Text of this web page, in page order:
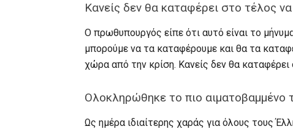
Κανείς δεν θα καταφέρει στο τέλος
Ο πρωθυπουργός είπε ότι αυτό είναι το
μπορούμε να τα καταφέρουμε και θα τα
χώρα από την κρίση. Κανείς δεν θα
Ολοκληρώθηκε το πιο αιματοβαμμένο
Ως ημέρα ιδιαίτερης χαράς για όλους τους